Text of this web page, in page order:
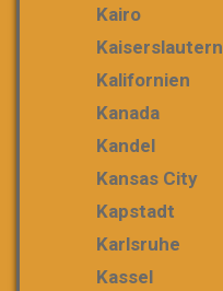
Kairo
Kaiserslautern
Kalifornien
Kanada
Kandel
Kansas City
Kapstadt
Karlsruhe
Kassel